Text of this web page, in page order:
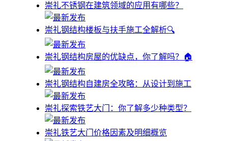
崇礼不锈钢在建筑领域的应用有哪些？
崇礼钢结构楼板与扶手施工全解析🔍
崇礼钢结构房屋的优缺点，你了解吗？🏠
崇礼钢结构自建房全攻略：从设计到施工
崇礼探索铁艺大门：你了解多少种类型？
崇礼铁艺大门价格因素及明细概览